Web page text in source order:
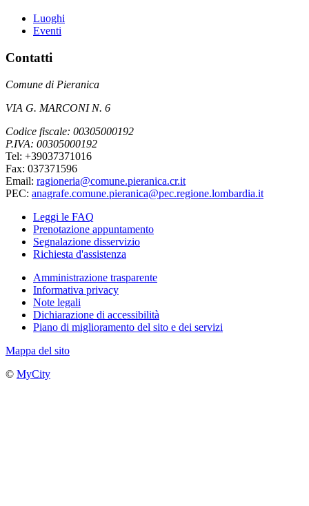
Luoghi
Eventi
Contatti
Comune di Pieranica
VIA G. MARCONI N. 6
Codice fiscale: 00305000192
P.IVA: 00305000192
Tel: +39037371016
Fax: 037371596
Email: ragioneria@comune.pieranica.cr.it
PEC: anagrafe.comune.pieranica@pec.regione.lombardia.it
Leggi le FAQ
Prenotazione appuntamento
Segnalazione disservizio
Richiesta d'assistenza
Amministrazione trasparente
Informativa privacy
Note legali
Dichiarazione di accessibilità
Piano di miglioramento del sito e dei servizi
Mappa del sito
© MyCity